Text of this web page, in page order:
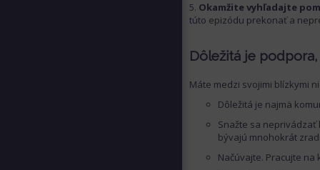
Okamžite vyhľadajte
túto epizódu prekonať a
Dôležitá je
Máte medzi svojimi blízkymi
Dôležitá je najmä
Snažte sa neprivádzať
bývajú mnohokrát
Načúvajte. Pracujte